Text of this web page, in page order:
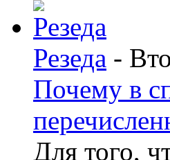
Резеда -
Почему в
Для того,